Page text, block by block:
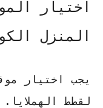
اختيار
المنزل
يجب اختيار
لقطط